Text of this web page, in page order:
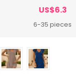
US$6.3
6-35 pieces